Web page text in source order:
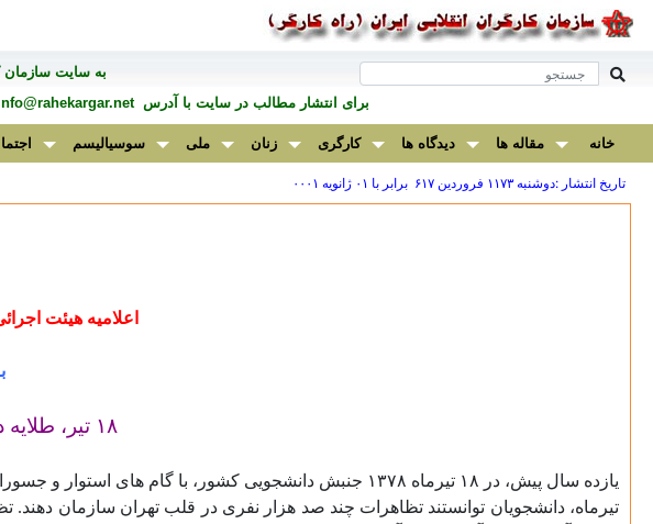
به سايت سازمان
برای انتشار مطالب در سايت با آدرس
خانه مقاله ها دیدگاه ها کارگری زنان ملی سوسیالیسم
تاریخ انتشار :دوشنبه ۱۱۷۳ فروردين ۶۱۷ برابر با ۰۱ ژانويه ۰۰۰۱
اعلامیه هیئت
۱۸ تیر، طلایه دار جنبش ضداستبدادی مردم ایران
تیرماه، دانشجویان توانستند تظاهرات چند صد هزار نفری در قلب تهران سازمان